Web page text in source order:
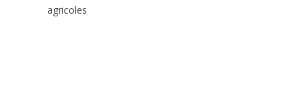
agricoles